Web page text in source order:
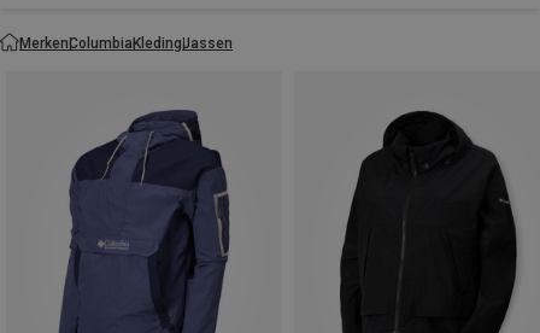
MerkenColumbiaKledingJassen